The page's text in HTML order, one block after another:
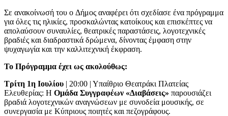
Σε ανακοίνωσή του ο Δήμος αναφέρει ότι σχεδίασε ένα πρόγραμμα
για όλες τις ηλικίες, προσκαλώντας κατοίκους και επισκέπτες να
απολαύσουν συναυλίες, θεατρικές παραστάσεις, λογοτεχνικές
βραδιές και διαδραστικά δρώμενα, δίνοντας έμφαση στην
ψυχαγωγία και την καλλιτεχνική έκφραση.
Το Πρόγραμμα έχει ως ακολούθως:
Τρίτη 1η Ιουλίου | 20:00 | Υπαίθριο Θεατράκι Πλατείας
Ελευθερίας: Η Ομάδα Συγγραφέων «Διαβάσεις» παρουσιάζει
βραδιά λογοτεχνικών αναγνώσεων με συνοδεία μουσικής, σε
συνεργασία με Κύπριους ποιητές και πεζογράφους.